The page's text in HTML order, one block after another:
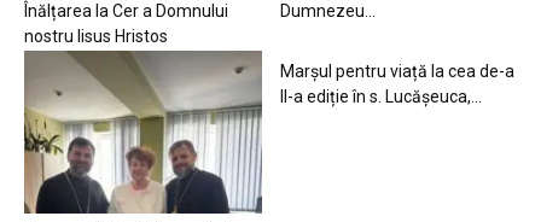
Înălțarea la Cer a Domnului
nostru Iisus Hristos
Dumnezeu…
Marșul pentru viață la cea de-a
II-a ediție în s. Lucășeuca,...